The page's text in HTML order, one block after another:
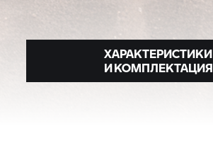
ХАРАКТЕРИСТИКИ
И КОМПЛЕКТАЦИЯ